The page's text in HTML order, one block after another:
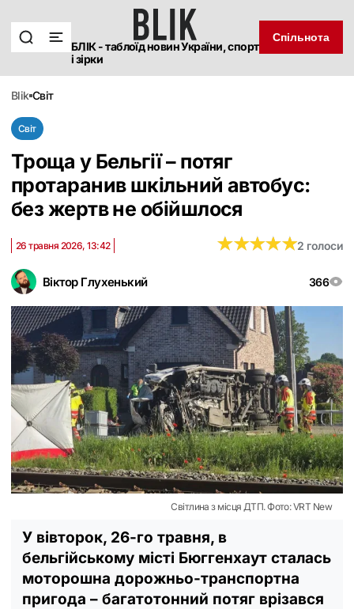
БЛІК - таблоїд новин України, спорт
і зірки
Спільнота
blik світ
Світ
Троща у Бельгії – потяг
протаранив шкільний автобус:
без жертв не обійшлося
Віктор Глухенький 366
26 травня 2026, 13:42 ★★★★★
★★★★★2 голоси
Світлина з місця ДТП. Фото: VRT New
У вівторок, 26-го травня, в
бельгійському місті Бюггенхаут сталась
моторошна дорожньо-транспортна
пригода – багатотонний потяг врізався